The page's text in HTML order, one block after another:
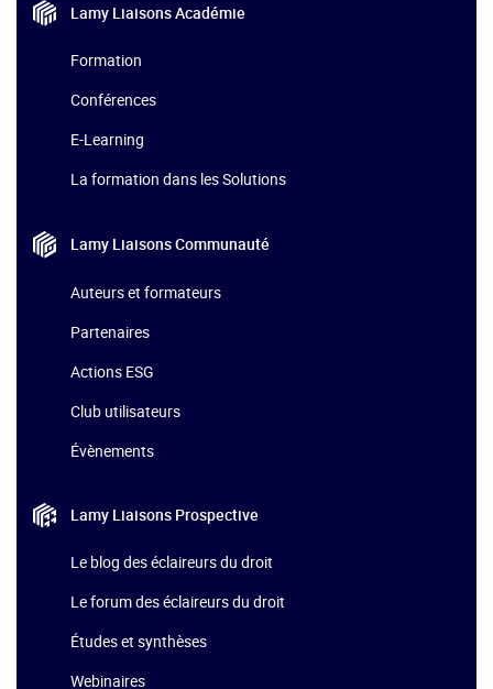
Lamy LiaisonsAcadémie
Formation
Conférences
E-Learning
La formation dans les Solutions
Lamy LiaisonsCommunauté
Auteurs et formateurs
Partenaires
Actions ESG
Club utilisateurs
Évènements
Lamy Liaisons Prospective
Le blog des éclaireurs du droit
Le forum des éclaireurs du droit
Études et synthèses
Webinaires